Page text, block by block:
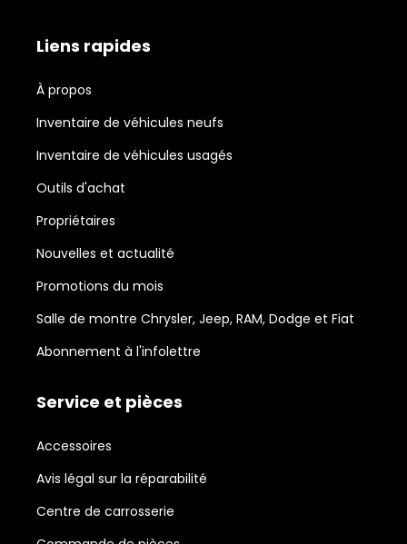
Liens rapides
À propos
Inventaire de véhicules neufs
Inventaire de véhicules usagés
Outils d'achat
Propriétaires
Nouvelles et actualité
Promotions du mois
Salle de montre Chrysler, Jeep, RAM, Dodge et Fiat
Abonnement à l'infolettre
Service et pièces
Accessoires
Avis légal sur la réparabilité
Centre de carrosserie